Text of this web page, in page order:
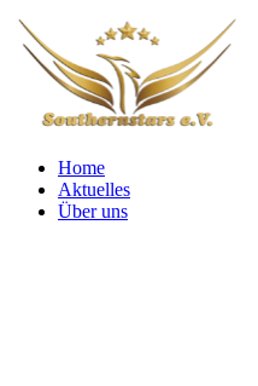
Home
Aktuelles
Über uns